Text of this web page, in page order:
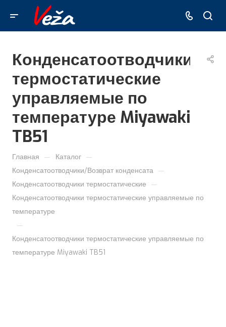
Конденсатоотводчики
термостатические
управляемые по
температуре Miyawaki
TB51
Главная — Каталог —
Конденсатоотводчики/Возврат конденсата —
Конденсатоотводчики термостатические —
Конденсатоотводчики термостатические управляемые по
температуре
—
Конденсатоотводчики термостатические управляемые по
температуре Miyawaki TB51